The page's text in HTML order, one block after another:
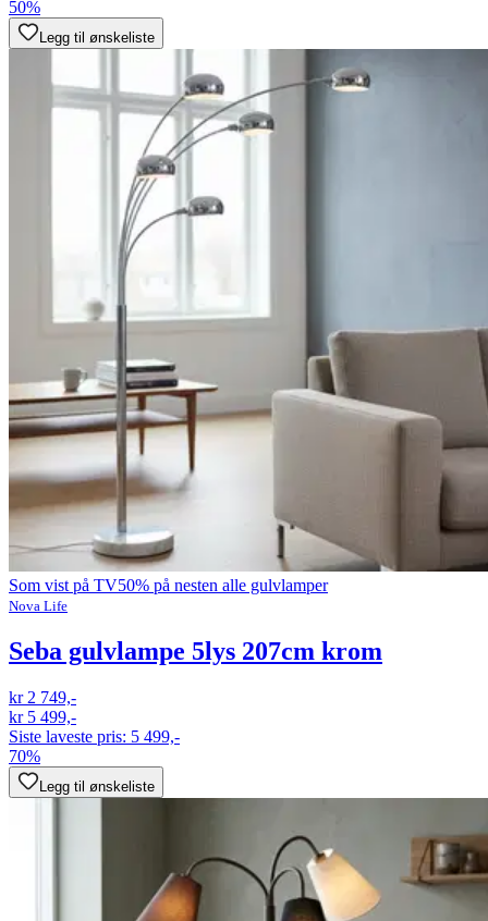
50%
Legg til ønskeliste
Som vist på TV50% på nesten alle gulvlamper
Nova Life
Seba gulvlampe 5lys 207cm krom
kr 2 749,-
kr 5 499,-
Siste laveste pris: 5 499,-
70%
Legg til ønskeliste